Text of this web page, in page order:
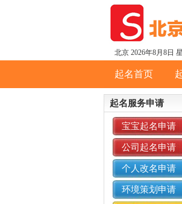
北京 2026年8月8日
起名首页
起名服务申请
宝宝起名申请
公司起名申请
个人改名申请
环境策划申请